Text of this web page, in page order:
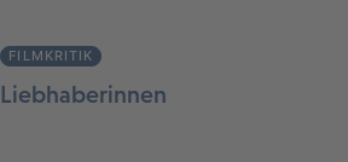
FILMKRITIK
Liebhaberinnen